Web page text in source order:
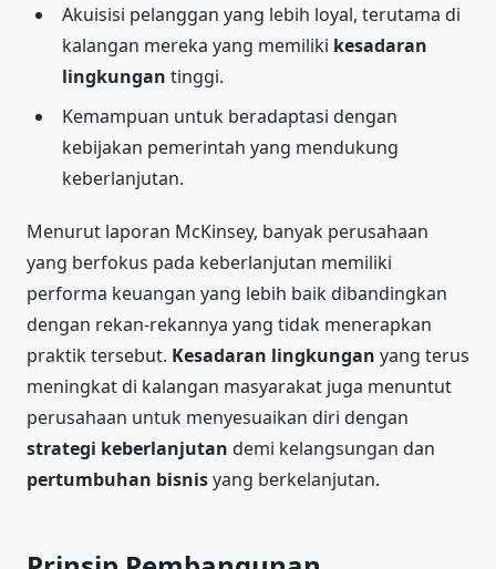
Akuisisi pelanggan yang lebih loyal, terutama di
kalangan mereka yang memiliki kesadaran
lingkungan tinggi.
Kemampuan untuk beradaptasi dengan
kebijakan pemerintah yang mendukung
keberlanjutan.
Menurut laporan McKinsey, banyak perusahaan
yang berfokus pada keberlanjutan memiliki
performa keuangan yang lebih baik dibandingkan
dengan rekan-rekannya yang tidak menerapkan
praktik tersebut. Kesadaran lingkungan yang terus
meningkat di kalangan masyarakat juga menuntut
perusahaan untuk menyesuaikan diri dengan
strategi keberlanjutan demi kelangsungan dan
pertumbuhan bisnisyang berkelanjutan.